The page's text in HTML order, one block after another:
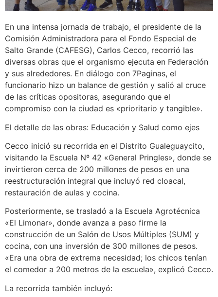
En una intensa jornada de trabajo, el presidente de la
Comisión Administradora para el Fondo Especial de
Salto Grande (CAFESG), Carlos Cecco, recorrió las
diversas obras que el organismo ejecuta en Federación
y sus alrededores. En diálogo con 7Paginas, el
funcionario hizo un balance de gestión y salió al cruce
de las críticas opositoras, asegurando que el
compromiso con la ciudad es «prioritario y tangible».
El detalle de las obras: Educación y Salud como ejes
Cecco inició su recorrida en el Distrito Gualeguaycito,
visitando la Escuela Nº 42 «General Pringles», donde se
invirtieron cerca de 200 millones de pesos en una
reestructuración integral que incluyó red cloacal,
restauración de aulas y cocina.
Posteriormente, se trasladó a la Escuela Agrotécnica
«El Limonar», donde avanza a paso firme la
construcción de un Salón de Usos Múltiples (SUM) y
cocina, con una inversión de 300 millones de pesos.
«Era una obra de extrema necesidad; los chicos tenían
el comedor a 200 metros de la escuela», explicó Cecco.
La recorrida también incluyó: